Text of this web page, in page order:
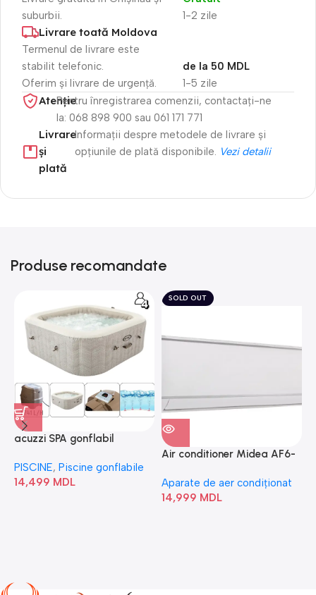
suburbii.
1-2 zile
Livrare toată Moldova
Termenul de livrare este
stabilit telefonic.
Oferim și livrare de urgență.
1-5 zile
de la 50 MDL
Atenție​Pentru înregistrarea comenzii, contactați-ne
la: 068 898 900 sau 061 171 771
Livrare
și
plată
Informații despre metodele de livrare și
opțiunile de plată disponibile. Vezi detalii
Produse recomandate
acuzzi SPA gonflabil
Bubble” 28446
PISCINE, Piscine gonflabile
14,499 MDL
SOLD OUT
Air conditioner Midea AF6-
Aparate de aer condiționat
14,999 MDL